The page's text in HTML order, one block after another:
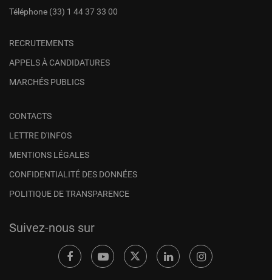
Téléphone (33) 1 44 37 33 00
RECRUTEMENTS
APPELS À CANDIDATURES
MARCHÉS PUBLICS
CONTACTS
LETTRE D'INFOS
MENTIONS LÉGALES
CONFIDENTIALITÉ DES DONNÉES
POLITIQUE DE TRANSPARENCE
Suivez-nous sur